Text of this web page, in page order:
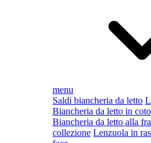
menu
Saldi biancheria da letto
Biancheria da letto in
Biancheria da letto alla
collezione Lenzuola in